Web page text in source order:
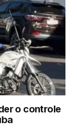
o controle